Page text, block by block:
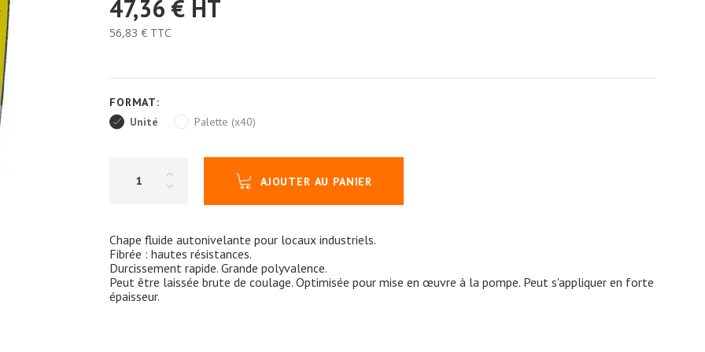
47,36 € HT
56,83 € TTC
FORMAT:
Unité
Palette (x40)
AJOUTER AU PANIER
Chape fluide autonivelante pour locaux industriels.
Fibrée : hautes résistances.
Durcissement rapide. Grande polyvalence.
Peut être laissée brute de coulage. Optimisée pour mise en œuvre à la pompe. Peut s'appliquer en forte
épaisseur.